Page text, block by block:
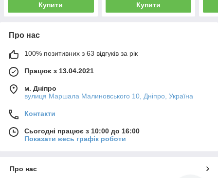
Купити Купити
Про нас
100% позитивних з 63 відгуків за рік
Працює з 13.04.2021
м. Дніпро
вулиця Маршала Малиновського 10, Дніпро, Україна
Контакти
Сьогодні працює з 10:00 до 16:00
Показати весь графік роботи
Про нас